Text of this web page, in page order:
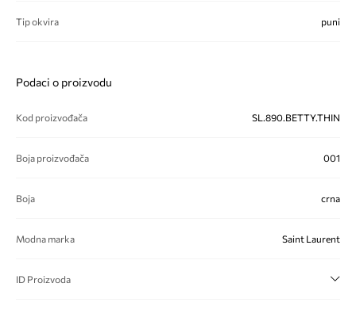
Tip okvira puni
Podaci o proizvodu
Kod proizvođača SL.890.BETTY.THIN
Boja proizvođača 001
Boja crna
Modna marka Saint Laurent
ID Proizvoda